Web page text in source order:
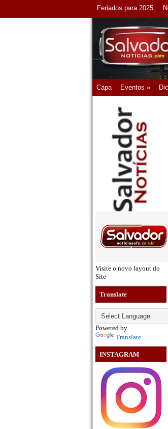
Feriados para 2025
Capa Eventos »
Visite o novo layout do
Site
Translate
Powered by
Translate
INSTAGRAM